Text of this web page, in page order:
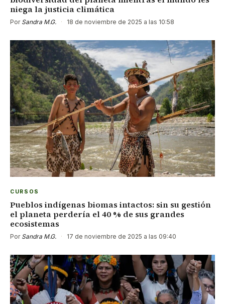
niega la justicia climática
Por Sandra M.G. · 18 de noviembre de 2025 a las 10:58
CURSOS
Pueblos indígenas biomas intactos: sin su gestión
el planeta perdería el 40 % de sus grandes
ecosistemas
Por Sandra M.G. · 17 de noviembre de 2025 a las 09:40